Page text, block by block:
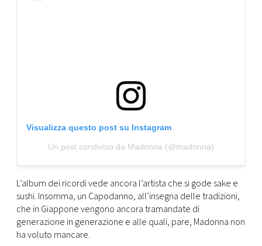
Visualizza questo post su Instagram
Un post condiviso da Madonna (@madonna)
L’album dei ricordi vede ancora l’artista che si gode sake e
sushi. Insomma, un Capodanno, all’insegna delle tradizioni,
che in Giappone vengono ancora tramandate di
generazione in generazione e alle quali, pare, Madonna non
ha voluto mancare.